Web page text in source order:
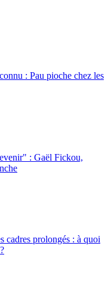
: Pau pioche chez les
: Gaël Fickou,
cadres prolongés : à quoi